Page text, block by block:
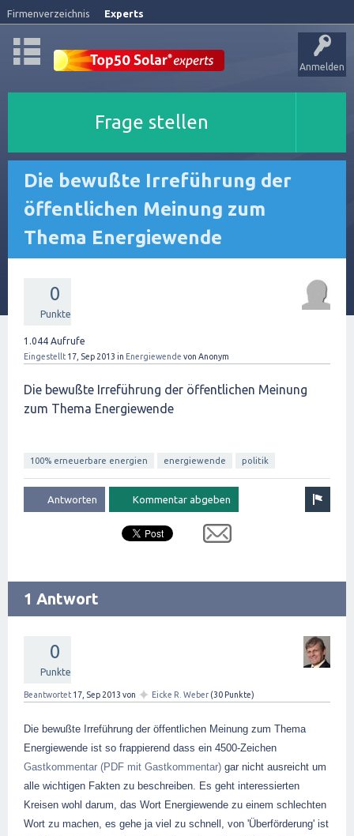
Firmenverzeichnis Experts
Anmelden
Frage stellen
Die bewußte Irreführung der
öffentlichen Meinung zum
Thema Energiewende
0
Punkte
1.044 Aufrufe
Eingestellt 17, Sep 2013 in Energiewende von Anonym
Die bewußte Irreführung der öffentlichen Meinung
zum Thema Energiewende
100% erneuerbare energien energiewende politik
1 Antwort
0
Punkte
Beantwortet 17, Sep 2013 von ✦ Eicke R. Weber (30 Punkte)
Die bewußte Irreführung der öffentlichen Meinung zum Thema
Energiewende ist so frappierend dass ein 4500-Zeichen
Gastkommentar (PDF mit Gastkommentar) gar nicht ausreicht um
alle wichtigen Fakten zu beschreiben. Es geht interessierten
Kreisen wohl darum, das Wort Energiewende zu einem schlechten
Wort zu machen, es gehe ja viel zu schnell, von 'Überförderung' ist